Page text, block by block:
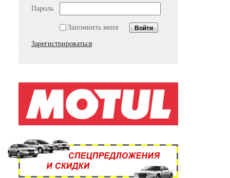
Пароль
Запомнить меня
Зарегистрироваться